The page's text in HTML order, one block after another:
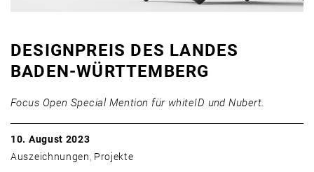
DESIGNPREIS DES LANDES
BADEN-WÜRTTEMBERG
Focus Open Special Mention für whiteID und Nubert.
10. August 2023
Auszeichnungen, Projekte